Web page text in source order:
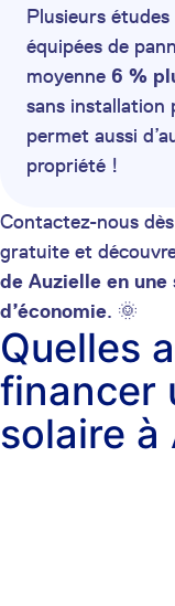
Plusieurs
équipées de
moyenne 6 %
sans installation
permet aussi
propriété !
Contactez-nous
gratuite et
de Auzielle en une
d’économie. 🌞
Quelles
financer
solaire à